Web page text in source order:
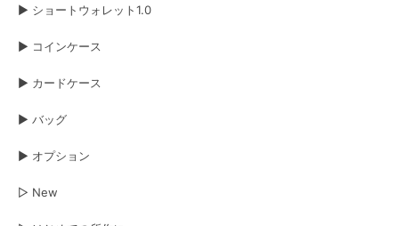
▶︎ ショートウォレット1.0
▶︎ コインケース
▶︎ カードケース
▶︎ バッグ
▶︎ オプション
▷ New